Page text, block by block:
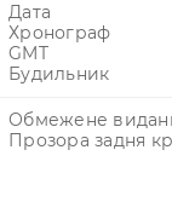
Дата
Хронограф
GMT
Будильник
Обмежене
Прозора задня